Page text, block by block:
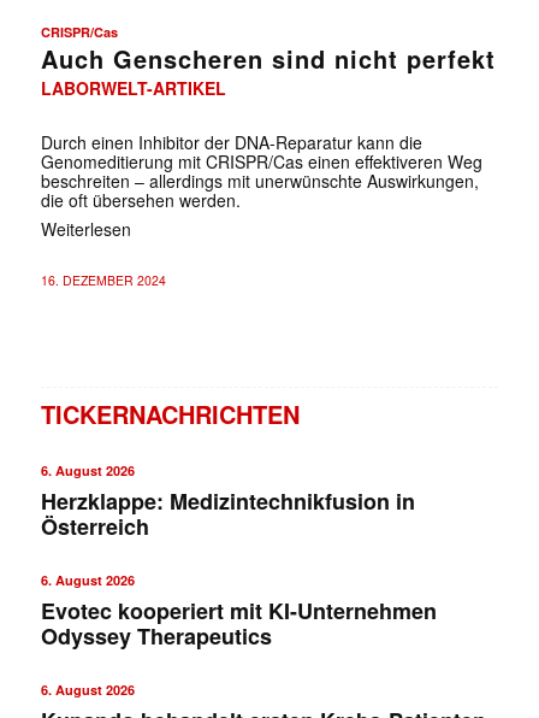
CRISPR/Cas
Auch Genscheren sind nicht perfekt
LABORWELT-ARTIKEL
Durch einen Inhibitor der DNA-Reparatur kann die
Genomeditierung mit CRISPR/Cas einen effektiveren Weg
beschreiten – allerdings mit unerwünschte Auswirkungen,
die oft übersehen werden.
Weiterlesen
16. DEZEMBER 2024
TICKERNACHRICHTEN
6. August 2026
Herzklappe: Medizintechnikfusion in
Österreich
6. August 2026
Evotec kooperiert mit KI-Unternehmen
Odyssey Therapeutics
6. August 2026